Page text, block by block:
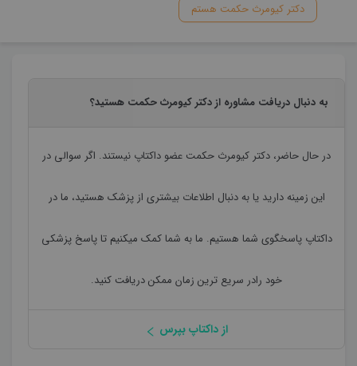
دکتر کیومرث حکمت هستم
به دنبال دریافت مشاوره از دکتر کیومرث حکمت هستید؟
در حال حاضر، دکتر کیومرث حکمت عضو داکتاپ نیستند. اگر سوالی در
این زمینه دارید یا به دنبال اطلاعات بیشتری از پزشک هستید، ما در
داکتاپ پاسخگوی شما هستیم. ما به شما کمک میکنیم تا پاسخ پزشکی
خود رادر سریع ترین زمان ممکن دریافت کنید.
از داکتاپ بپرس